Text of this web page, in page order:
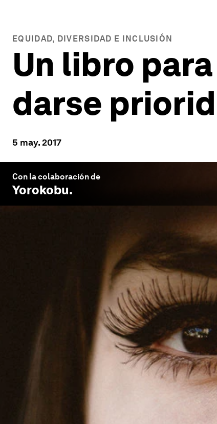
EQUIDAD, DIVERSIDAD E INCLUSIÓN
Un libro
darse
5 may. 2017
Con la colaboración de
Yorokobu.